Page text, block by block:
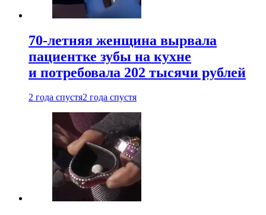
70-летняя женщина вырвала
пациентке зубы на кухне
и потребовала 202 тысячи рублей
2 года спустя2 года спустя